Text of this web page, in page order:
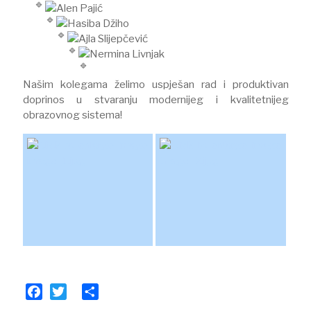
Alen Pajić
Hasiba Džiho
Ajla Slijepčević
Nermina Livnjak
Našim kolegama želimo uspješan rad i produktivan
doprinos u stvaranju modernijeg i kvalitetnijeg
obrazovnog sistema!